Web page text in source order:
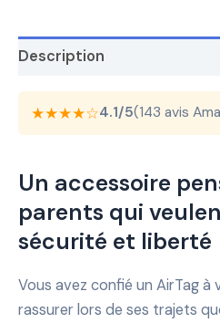
Description
★★★★☆4.1/5(143 avis
Un accessoire
parents qui
sécurité et liberté
Vous avez confié un AirTag
rassurer lors de ses trajets